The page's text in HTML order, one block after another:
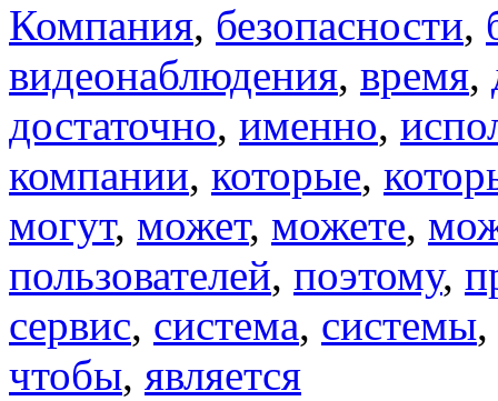
Компания, безопасности,
видеонаблюдения, время,
достаточно, именно,
компании, которые,
могут, может, можете,
пользователей, поэтому,
сервис, система, системы,
чтобы, является